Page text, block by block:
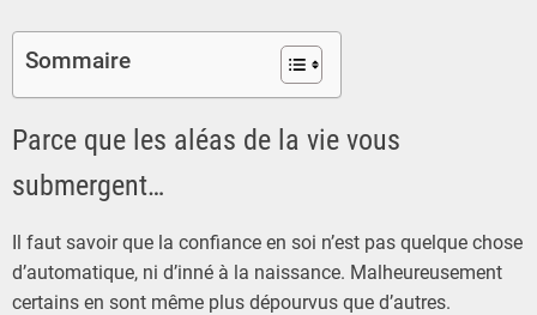
Sommaire
Parce que les aléas de la vie vous
submergent…
Il faut savoir que la confiance en soi n’est pas quelque chose
d’automatique, ni d’inné à la naissance. Malheureusement
certains en sont même plus dépourvus que d’autres.